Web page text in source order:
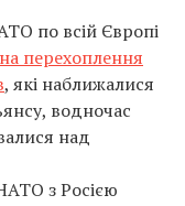
по всій Європі
перехоплення
, які наближалися
водночас
над
з Росією